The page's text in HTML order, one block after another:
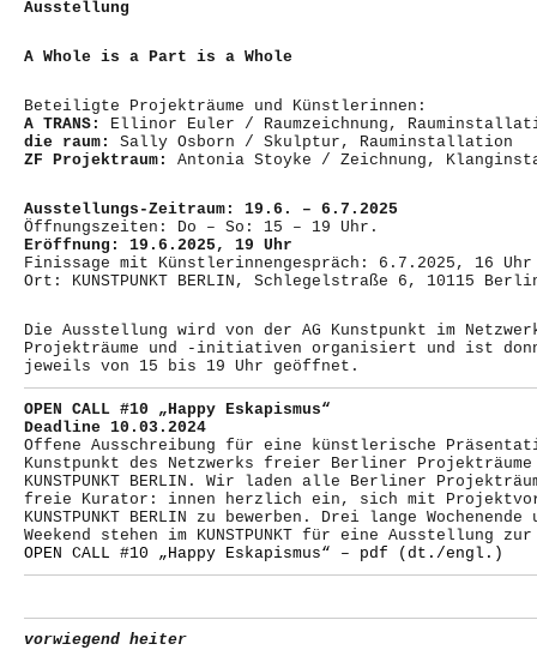
Ausstellung
A Whole is a Part is a Whole
Beteiligte Projekträume und Künstlerinnen:
A TRANS:
Ellinor Euler / Raumzeichnung,
die raum:
Sally Osborn / Skulptur, Rauminstallation
ZF Projektraum:
Antonia Stoyke / Zeichnung,
Ausstellungs-Zeitraum: 19.6. – 6.7.2025
Öffnungszeiten: Do – So: 15 – 19 Uhr.
Eröffnung: 19.6.2025, 19 Uhr
Finissage mit Künstlerinnengespräch: 6.7.2025, 16 Uhr
Ort: KUNSTPUNKT BERLIN, Schlegelstraße 6, 10115
Die Ausstellung wird von der AG Kunstpunkt im
Projekträume und -initiativen organisiert und ist
jeweils von 15 bis 19 Uhr geöffnet.
OPEN CALL #10 „Happy Eskapismus“
Deadline 10.03.2024
Offene Ausschreibung für eine künstlerische
Kunstpunkt des Netzwerks freier Berliner
KUNSTPUNKT BERLIN. Wir laden alle Berliner
freie Kurator: innen herzlich ein, sich mit
KUNSTPUNKT BERLIN zu bewerben. Drei lange
Weekend stehen im KUNSTPUNKT für eine Ausstellung
OPEN CALL #10 „Happy Eskapismus“ – pdf (dt./engl.)
vorwiegend heiter